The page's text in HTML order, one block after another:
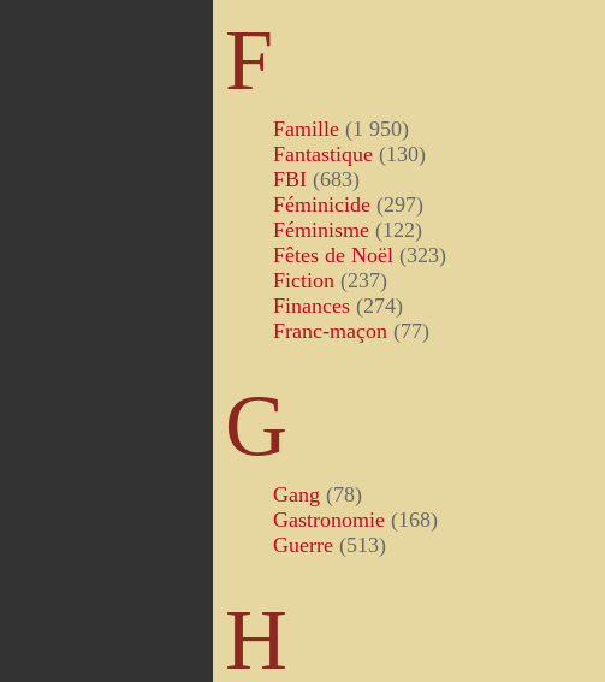
F
Famille (1 950)
Fantastique (130)
FBI (683)
Féminicide (297)
Féminisme (122)
Fêtes de Noël (323)
Fiction (237)
Finances (274)
Franc-maçon (77)
G
Gang (78)
Gastronomie (168)
Guerre (513)
H